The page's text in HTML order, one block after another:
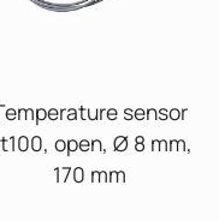
sensor
open, Ø 8 mm,
170 mm